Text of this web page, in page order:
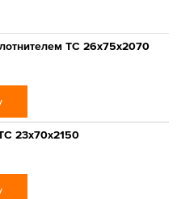
ТС 26x75x2070
23x70x2150